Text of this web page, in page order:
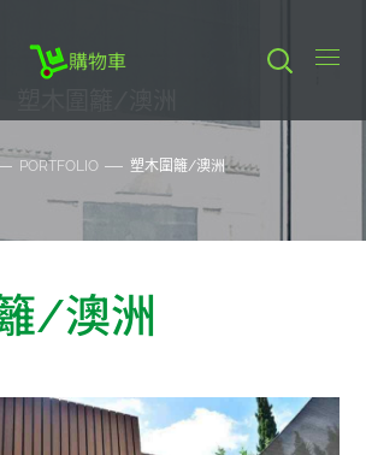
購物車
PORTFOLIO 塑木圍籬/澳洲
/澳洲